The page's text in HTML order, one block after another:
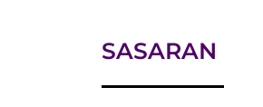
SASARAN